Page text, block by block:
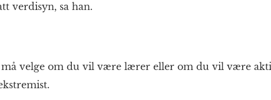
verdisyn, sa han.
velge om du vil være lærer eller om du vil være